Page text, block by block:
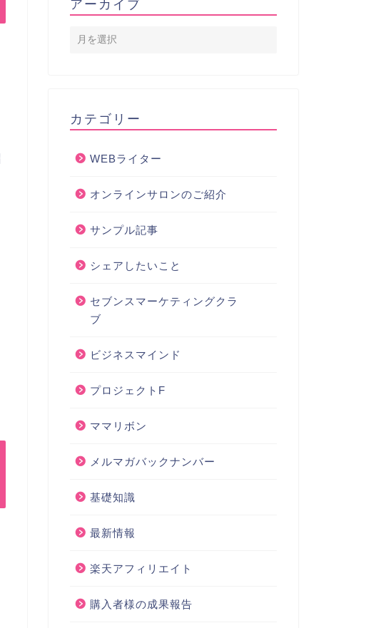
アーカイブ
カテゴリー
WEBライター
オンラインサロンのご紹介
サンプル記事
シェアしたいこと
セブンスマーケティングクラ
ブ
ビジネスマインド
プロジェクトF
ママリボン
メルマガバックナンバー
基礎知識
最新情報
楽天アフィリエイト
購入者様の成果報告